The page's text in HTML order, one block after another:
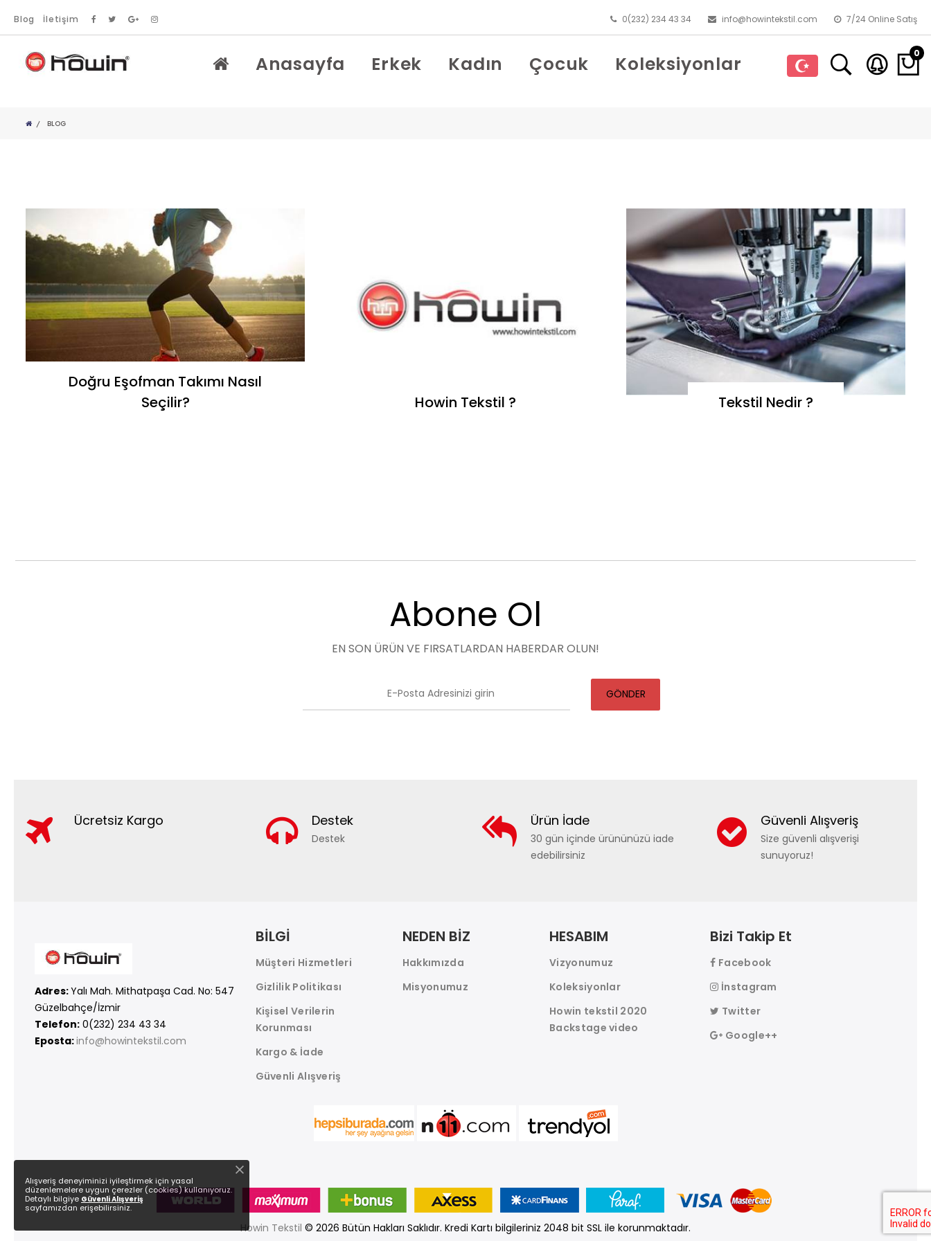
Blog İletişim 0(232) 234 43 34 info@howintekstil.com 7/24 Online Satış
Anasayfa Erkek Kadın Çocuk Koleksiyonlar 0
BLOG
Doğru Eşofman Takımı Nasıl
Seçilir?
Howin Tekstil ? Tekstil Nedir ?
Abone Ol
EN SON ÜRÜN VE FIRSATLARDAN HABERDAR OLUN!
GÖNDER
Ücretsiz Kargo Destek
Destek
Ürün İade
30 gün içinde ürününüzü iade
edebilirsiniz
Güvenli Alışveriş
Size güvenli alışverişi
sunuyoruz!
Adres:Yalı Mah. Mithatpaşa Cad. No: 547
Güzelbahçe/İzmir
Telefon: 0(232) 234 43 34
Eposta:info@howintekstil.com
BİLGİ
Müşteri Hizmetleri
Gizlilik Politikası
Kişisel Verilerin
Korunması
Kargo & İade
Güvenli Alışveriş
NEDEN BİZ
Hakkımızda
Misyonumuz
HESABIM
Vizyonumuz
Koleksiyonlar
Howin tekstil 2020
Backstage video
Bizi Takip Et
Facebook
İnstagram
Twitter
Google++
Howin Tekstil © 2026 Bütün Hakları Saklıdır. Kredi Kartı bilgileriniz 2048 bit SSL ile korunmaktadır.
Alışveriş deneyiminizi iyileştirmek için yasal
düzenlemelere uygun çerezler (cookies) kullanıyoruz.
Detaylı bilgiye Güvenli Alışveriş
sayfamızdan erişebilirsiniz.